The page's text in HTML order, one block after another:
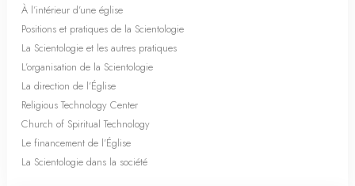
À l’intérieur d’une église
Positions et pratiques de la Scientologie
La Scientologie et les autres pratiques
L’organisation de la Scientologie
La direction de l’Église
Religious Technology Center
Church of Spiritual Technology
Le financement de l’Église
La Scientologie dans la société